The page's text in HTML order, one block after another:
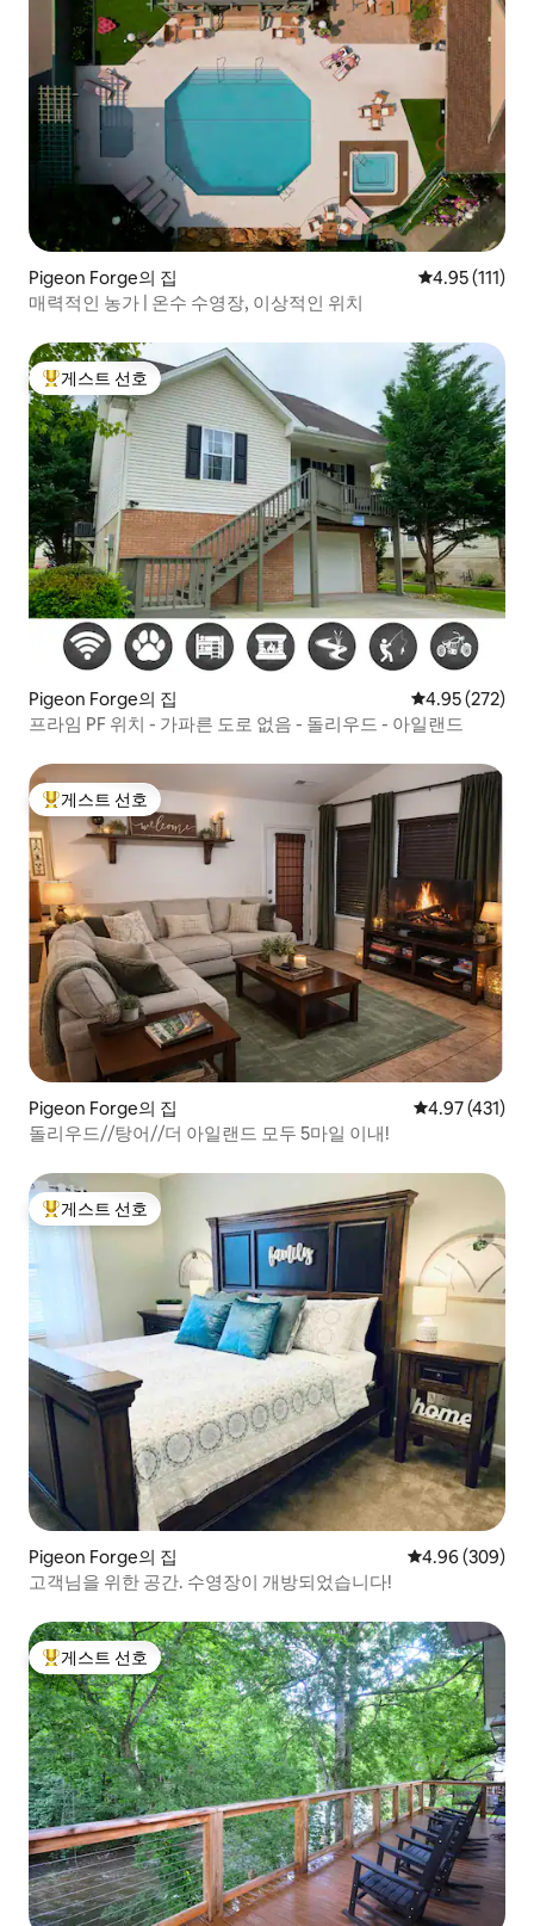
Pigeon Forge의 집 평점 4.95점(5
4.95 (111)
매력적인 농가 | 온수 수영장, 이상적인 위치
상위 게스트 선호
게스트 선호
Pigeon Forge의 집 평점 4.95점(5
4.95 (272)
프라임 PF 위치 - 가파른 도로 없음 - 돌리우드 - 아일랜드
상위 게스트 선호
게스트 선호
Pigeon Forge의 집 평점 4.97점(5
4.97 (431)
돌리우드//탕어//더 아일랜드 모두 5마일 이내!
상위 게스트 선호
게스트 선호
Pigeon Forge의 집 평점 4.96점(5
4.96 (309)
고객님을 위한 공간. 수영장이 개방되었습니다!
상위 게스트 선호
게스트 선호